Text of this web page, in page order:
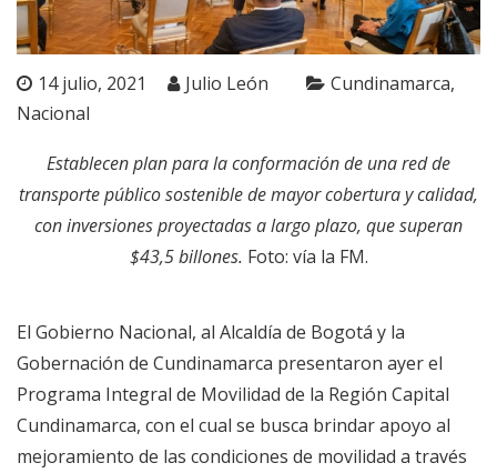
14 julio, 2021 Julio León
Cundinamarca
Nacional
Establecen plan para la conformación de una red de
transporte público sostenible de mayor cobertura y calidad,
con inversiones proyectadas a largo plazo, que superan
$43,5 billones. Foto: vía la FM.
El Gobierno Nacional, al Alcaldía de Bogotá y la
Gobernación de Cundinamarca presentaron ayer el
Programa Integral de Movilidad de la Región Capital
Cundinamarca, con el cual se busca brindar apoyo al
mejoramiento de las condiciones de movilidad a través